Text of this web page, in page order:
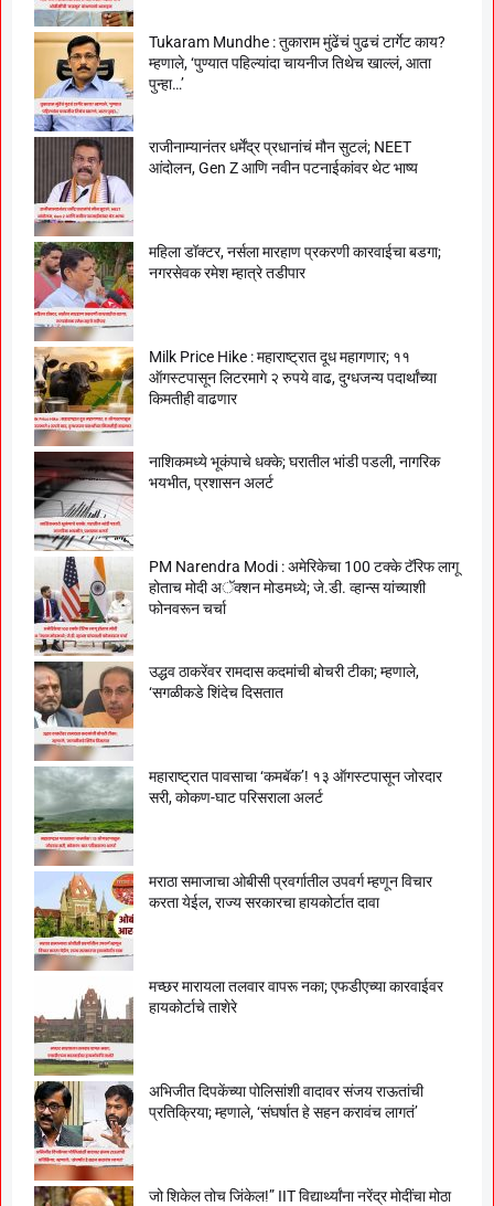
Tukaram Mundhe : तुकाराम मुंढेंचं पुढचं टार्गेट काय?
म्हणाले, ‘पुण्यात पहिल्यांदा चायनीज तिथेच खाल्लं, आता
पुन्हा…’
राजीनाम्यानंतर धर्मेंद्र प्रधानांचं मौन सुटलं; NEET
आंदोलन, Gen Z आणि नवीन पटनाईकांवर थेट भाष्य
महिला डॉक्टर, नर्सला मारहाण प्रकरणी कारवाईचा बडगा;
नगरसेवक रमेश म्हात्रे तडीपार
Milk Price Hike : महाराष्ट्रात दूध महागणार; ११
ऑगस्टपासून लिटरमागे २ रुपये वाढ, दुग्धजन्य पदार्थांच्या
किमतीही वाढणार
नाशिकमध्ये भूकंपाचे धक्के; घरातील भांडी पडली, नागरिक
भयभीत, प्रशासन अलर्ट
PM Narendra Modi : अमेरिकेचा 100 टक्के टॅरिफ लागू
होताच मोदी अॅक्शन मोडमध्ये; जे.डी. व्हान्स यांच्याशी
फोनवरून चर्चा
उद्धव ठाकरेंवर रामदास कदमांची बोचरी टीका; म्हणाले,
‘सगळीकडे शिंदेच दिसतात
महाराष्ट्रात पावसाचा ‘कमबॅक’! १३ ऑगस्टपासून जोरदार
सरी, कोकण-घाट परिसराला अलर्ट
मराठा समाजाचा ओबीसी प्रवर्गातील उपवर्ग म्हणून विचार
करता येईल, राज्य सरकारचा हायकोर्टात दावा
मच्छर मारायला तलवार वापरू नका; एफडीएच्या कारवाईवर
हायकोर्टाचे ताशेरे
अभिजीत दिपकेंच्या पोलिसांशी वादावर संजय राऊतांची
प्रतिक्रिया; म्हणाले, ‘संघर्षात हे सहन करावंच लागतं’
जो शिकेल तोच जिंकेल!” IIT विद्यार्थ्यांना नरेंद्र मोदींचा मोठा